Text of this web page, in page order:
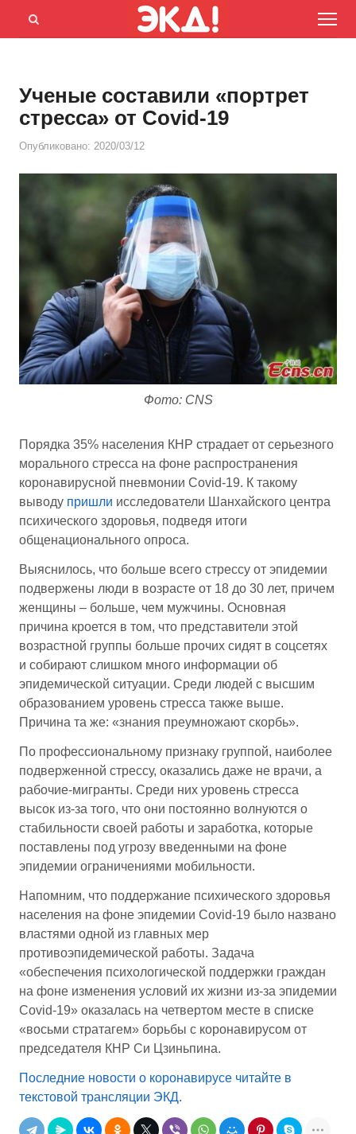
Menu
Открыть
Ученые составили «портрет
стресса» от Covid-19
Опубликовано: 2020/03/12
Фото: CNS
Порядка 35% населения КНР страдает от серьезного
морального стресса на фоне распространения
коронавирусной пневмонии Covid-19. К такому
выводу пришли исследователи Шанхайского центра
психического здоровья, подведя итоги
общенационального опроса.
Выяснилось, что больше всего стрессу от эпидемии
подвержены люди в возрасте от 18 до 30 лет, причем
женщины – больше, чем мужчины. Основная
причина кроется в том, что представители этой
возрастной группы больше прочих сидят в соцсетях
и собирают слишком много информации об
эпидемической ситуации. Среди людей с высшим
образованием уровень стресса также выше.
Причина та же: «знания преумножают скорбь».
По профессиональному признаку группой, наиболее
подверженной стрессу, оказались даже не врачи, а
рабочие-мигранты. Среди них уровень стресса
высок из-за того, что они постоянно волнуются о
стабильности своей работы и заработка, которые
поставлены под угрозу введенными на фоне
эпидемии ограничениями мобильности.
Напомним, что поддержание психического здоровья
населения на фоне эпидемии Covid-19 было названо
властями одной из главных мер
противоэпидемической работы. Задача
«обеспечения психологической поддержки граждан
на фоне изменения условий их жизни из-за эпидемии
Covid-19» оказалась на четвертом месте в списке
«восьми стратагем» борьбы с коронавирусом от
председателя КНР Си Цзиньпина.
Последние новости о коронавирусе читайте в
текстовой трансляции ЭКД.